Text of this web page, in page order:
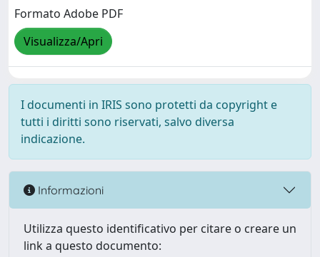
Formato Adobe PDF
Visualizza/Apri
I documenti in IRIS sono protetti da copyright e
tutti i diritti sono riservati, salvo diversa
indicazione.
Informazioni
Utilizza questo identificativo per citare o creare un
link a questo documento: